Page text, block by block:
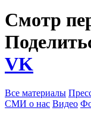
Смотр
VK
Все материалы
СМИ о нас Видео